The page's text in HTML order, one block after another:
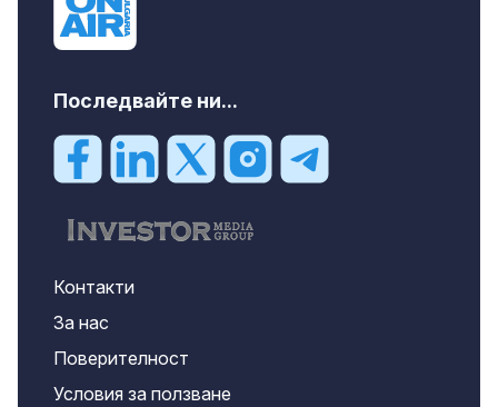
Последвайте ни...
Контакти
За нас
Поверителност
Условия за ползване